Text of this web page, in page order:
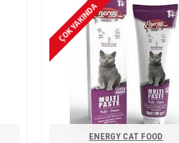
ÇOK YAKINDA
ENERGY CAT FOOD